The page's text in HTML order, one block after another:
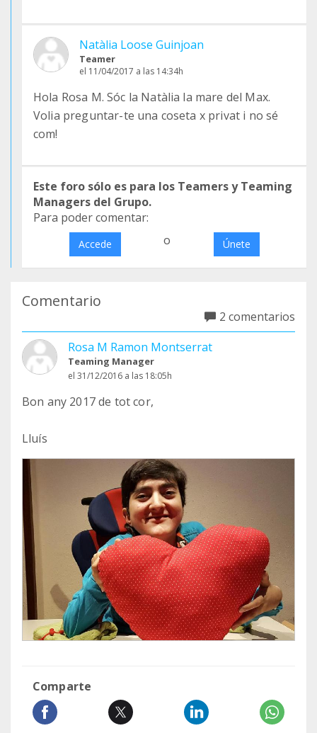
Natàlia Loose Guinjoan
Teamer
el 11/04/2017 a las 14:34h
Hola Rosa M. Sóc la Natàlia la mare del Max.
Volia preguntar-te una coseta x privat i no sé
com!
Este foro sólo es para los Teamers y Teaming
Managers del Grupo.
Para poder comentar:
Accede o Únete
Comentario
2 comentarios
Rosa M Ramon Montserrat
Teaming Manager
el 31/12/2016 a las 18:05h
Bon any 2017 de tot cor,
Lluís
Comparte